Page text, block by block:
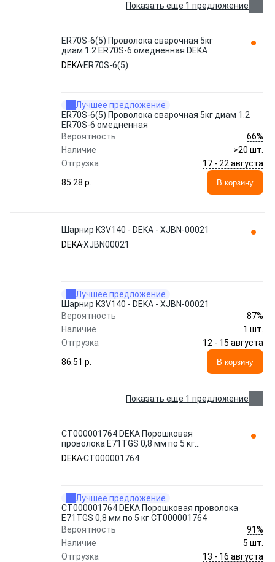
Показать еще 1 предложение
ER70S-6(5) Проволока сварочная 5кг
диам 1.2 ER70S-6 омедненная DEKA
DEKA ER70S-6(5)
Лучшее предложение
ER70S-6(5) Проволока сварочная 5кг диам 1.2
ER70S-6 омедненная
Вероятность
66%
Наличие
>20 шт.
Отгрузка
17 - 22 августа
85.28 p.
В корзину
Шарнир K3V140 - DEKA - XJBN-00021
DEKAXJBN00021
Лучшее предложение
Шарнир K3V140 - DEKA - XJBN-00021
Вероятность
87%
Наличие
1 шт.
Отгрузка
12 - 15 августа
86.51 p.
В корзину
Показать еще 1 предложение
СТ000001764 DEKA Порошковая
проволока E71TGS 0,8 мм по 5 кг
СТ000001764
DEKAСТ000001764
Лучшее предложение
СТ000001764 DEKA Порошковая проволока
E71TGS 0,8 мм по 5 кг СТ000001764
Вероятность
91%
Наличие
5 шт.
Отгрузка
13 - 16 августа